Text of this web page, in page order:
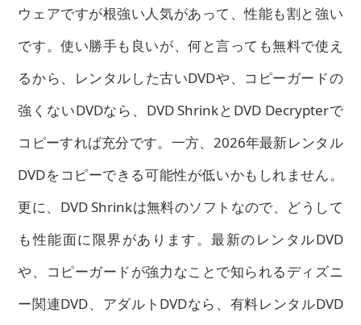
ウェアですが根強い人気があって、性能も割と強い
です。使い勝手も良いが、何と言っても無料で使え
るから、レンタルした古いDVDや、コピーガードの
強くないDVDなら、DVD ShrinkとDVD Decrypterで
コピーすれば充分です。一方、2026年最新レンタル
DVDをコピーできる可能性が低いかもしれません。
更に、DVD Shrinkは無料のソフトなので、どうして
も性能面に限界があります。最新のレンタルDVD
や、コピーガードが強力なことで知られるディズニ
ー関連DVD、アダルトDVDなら、有料レンタルDVD